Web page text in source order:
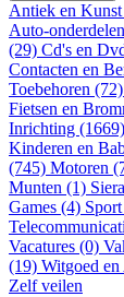
Antiek en
Auto-
(29) Cd's en
Contacten en
Toebehoren (72)
Fietsen en
Inrichting (1669)
Kinderen en
(745) Motoren
Munten (1)
Games (4)
Vacatures (0)
(19) Witgoed
Zelf veilen